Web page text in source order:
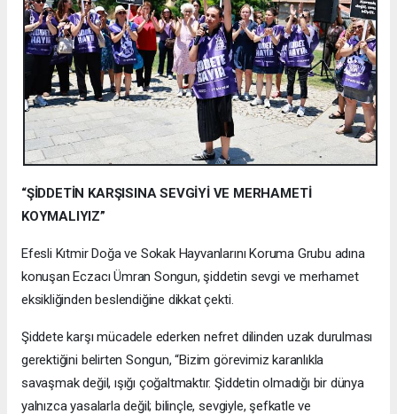
“ŞİDDETİN KARŞISINA SEVGİYİ VE MERHAMETİ
KOYMALIYIZ”
Efesli Kıtmir Doğa ve Sokak Hayvanlarını Koruma Grubu adına
konuşan Eczacı Ümran Songun, şiddetin sevgi ve merhamet
eksikliğinden beslendiğine dikkat çekti.
Şiddete karşı mücadele ederken nefret dilinden uzak durulması
gerektiğini belirten Songun, “Bizim görevimiz karanlıkla
savaşmak değil, ışığı çoğaltmaktır. Şiddetin olmadığı bir dünya
yalnızca yasalarla değil; bilinçle, sevgiyle, şefkatle ve